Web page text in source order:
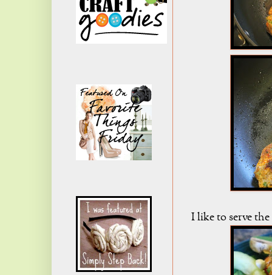
I like to serve the